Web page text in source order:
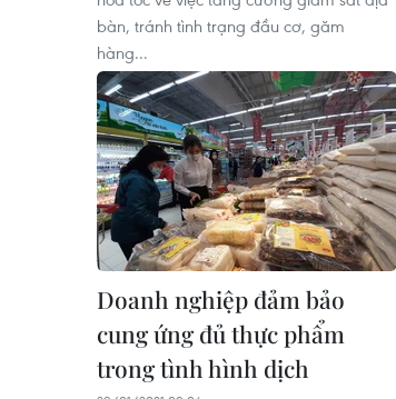
bàn, tránh tình trạng đầu cơ, găm
hàng...
Doanh nghiệp đảm bảo
cung ứng đủ thực phẩm
trong tình hình dịch